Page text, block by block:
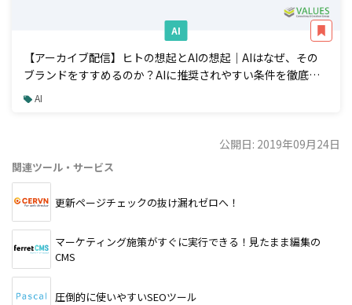
AI
【アーカイブ配信】ヒトの想起とAIの想起｜AIはなぜ、その
ブランドをすすめるのか？AIに推奨されやすい条件を徹底解
説 AI
公開日: 2019年09月24日
関連ツール・サービス
更新ページチェックの抜け漏れゼロへ！
マーケティング施策がすぐに実行できる！見たまま編集の
CMS
圧倒的に使いやすいSEOツール